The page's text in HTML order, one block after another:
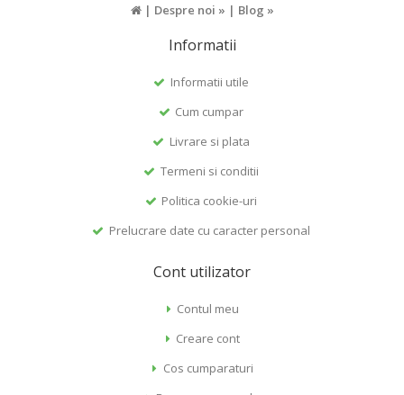
| Despre noi » | Blog »
Informatii
Informatii utile
Cum cumpar
Livrare si plata
Termeni si conditii
Politica cookie-uri
Prelucrare date cu caracter personal
Cont utilizator
Contul meu
Creare cont
Cos cumparaturi